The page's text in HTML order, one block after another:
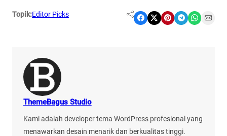
Topik:Editor Picks Share on Facebook Share on X Share on Pinterest Share on Telegram Share on WhatsApp Share on Email
ThemeBagus Studio
Kami adalah developer tema WordPress profesional yang
menawarkan desain menarik dan berkualitas tinggi.